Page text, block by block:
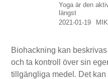
Yoga är den
längst
2021-01-19
Biohackning kan
och ta kontroll över sin
tillgängliga medel. Det